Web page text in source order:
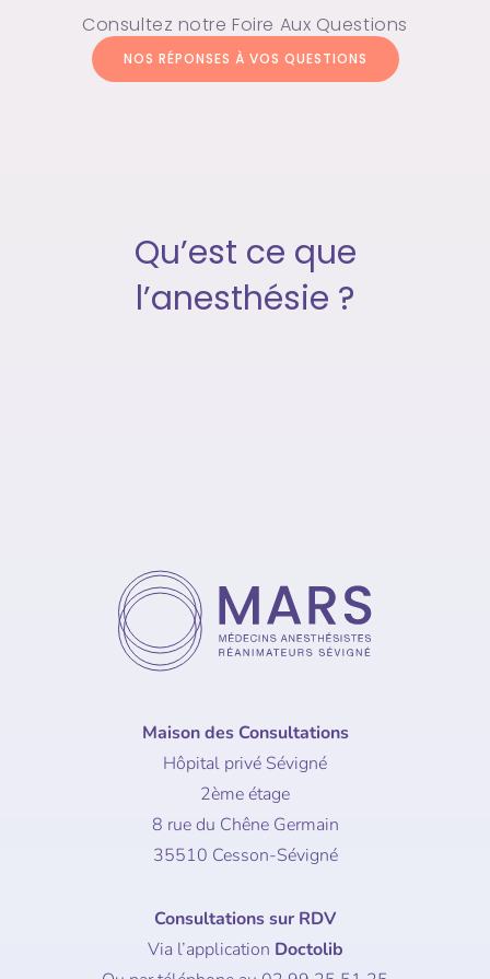
Consultez notre Foire Aux Questions
NOS RÉPONSES À VOS QUESTIONS
Qu’est ce que
l’anesthésie ?
Maison des Consultations
Hôpital privé Sévigné
2ème étage
8 rue du Chêne Germain
35510 Cesson-Sévigné
Consultations sur RDV
Via l’application Doctolib